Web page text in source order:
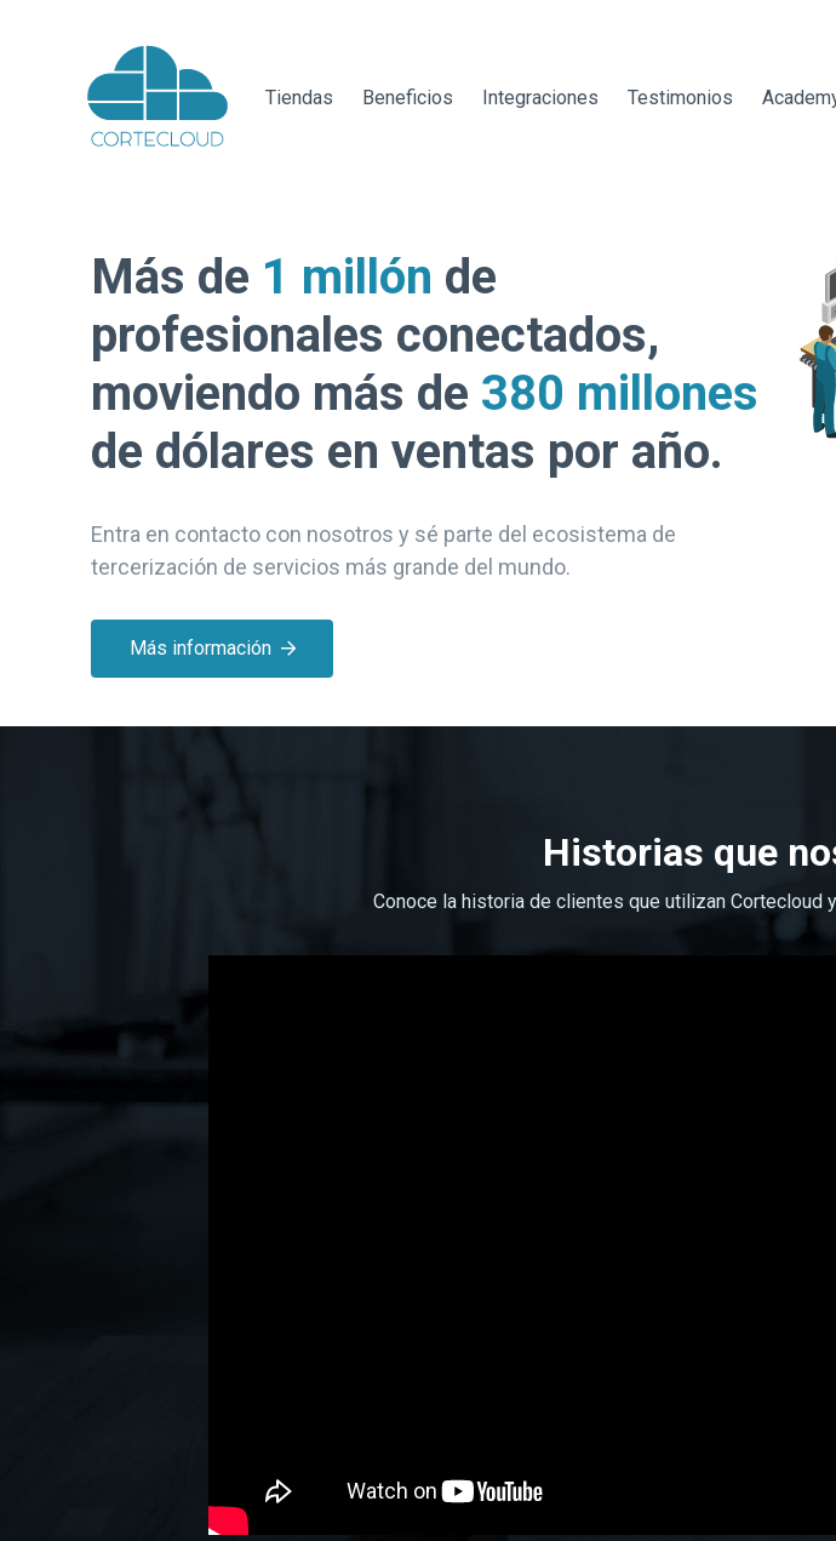
Tiendas Beneficios Integraciones Testimonios
Más de 1 millón de
profesionales conectados,
moviendo más de 380 millones
de dólares en ventas por año.
Entra en contacto con nosotros y sé parte del ecosistema de
tercerización de servicios más grande del mundo.
Más información
Historias que
Conoce la historia de clientes que utilizan